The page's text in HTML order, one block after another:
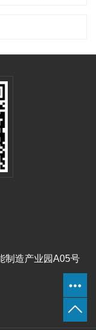
制造产业园A05号